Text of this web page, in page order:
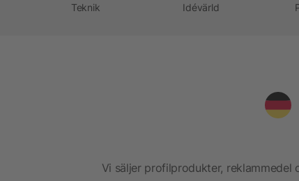
Teknik
Idévärld
Vi säljer profilprodukter, reklammedel